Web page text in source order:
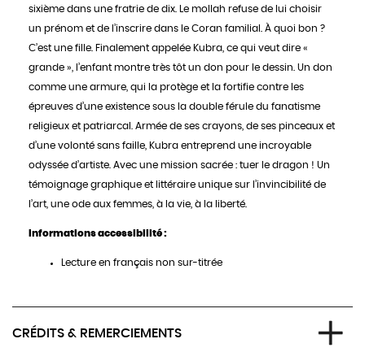
sixième dans une fratrie de dix. Le mollah refuse de lui choisir
un prénom et de l’inscrire dans le Coran familial. À quoi bon ?
C’est une fille. Finalement appelée Kubra, ce qui veut dire «
grande », l’enfant montre très tôt un don pour le dessin. Un don
comme une armure, qui la protège et la fortifie contre les
épreuves d’une existence sous la double férule du fanatisme
religieux et patriarcal. Armée de ses crayons, de ses pinceaux et
d’une volonté sans faille, Kubra entreprend une incroyable
odyssée d’artiste. Avec une mission sacrée : tuer le dragon ! Un
témoignage graphique et littéraire unique sur l’invincibilité de
l’art, une ode aux femmes, à la vie, à la liberté.
Informations accessibilité :
Lecture en français non sur-titrée
CRÉDITS & REMERCIEMENTS